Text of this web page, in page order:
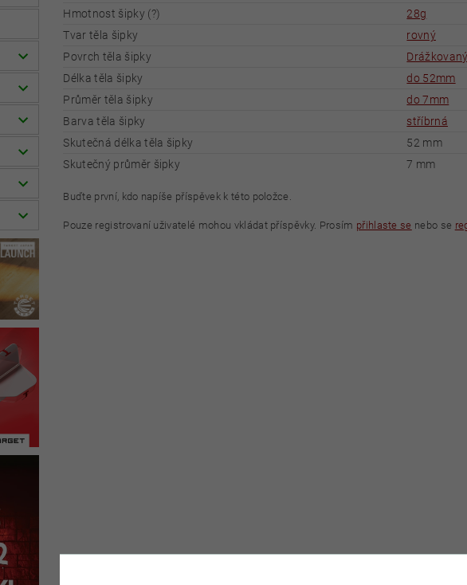
Hmotnost šipky (?)
28g
Tvar těla šipky
rovný
Povrch těla šipky
Drážkovaný
Délka těla šipky
do 52mm
Průměr těla šipky
do 7mm
Barva těla šipky
stříbrná
Skutečná délka těla šipky
52 mm
Skutečný průměr šipky
7 mm
Buďte první, kdo napíše příspěvek k této položce.
Pouze registrovaní uživatelé mohou vkládat příspěvky. Prosím přihlaste se nebo se